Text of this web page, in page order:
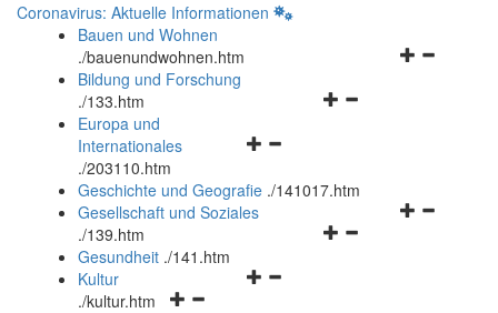
Coronavirus: Aktuelle Informationen
Bauen und Wohnen
./bauenundwohnen.htm
Navigationsmenü
Bildung und Forschung
./133.htm
Navigationsmenü
und
schließen
Europa und
Internationales
./203110.htm
Geschichte und Geografie ./141017.htm
Navigationsmenü
Gesellschaft und Soziales
./139.htm
Navigationsmenü
Gesundheit ./141.htm
Navigationsmenü
Kultur
./kultur.htm